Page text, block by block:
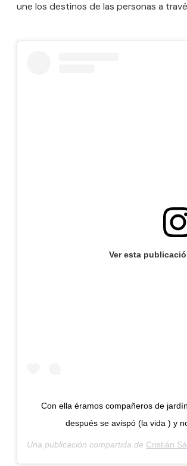
une los destinos de las personas a
Ver esta
Con ella éramos compañeros de
después se avispó (la vida ) y
Una publicación compartida de Cristián